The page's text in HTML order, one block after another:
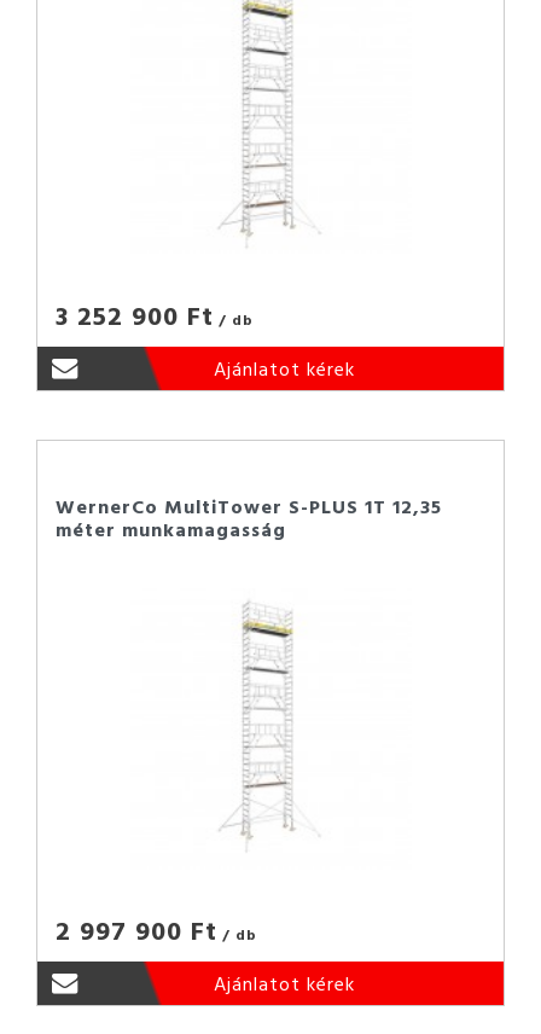
3 252 900 Ft / db
Ajánlatot kérek
WernerCo MultiTower S-PLUS 1T 12,35
méter munkamagasság
2 997 900 Ft / db
Ajánlatot kérek